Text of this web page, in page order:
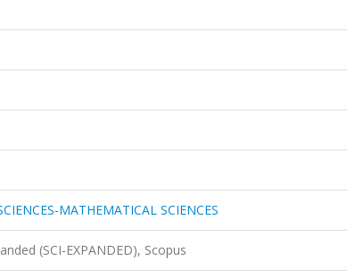
MATHEMATICAL SCIENCES
(SCI-EXPANDED), Scopus